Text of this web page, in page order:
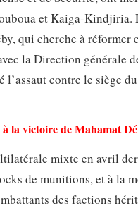
et Kaiga-Kindjiria.
qui cherche à
la Direction générale
l’assaut contre le siège
la victoire de Mahamat
mixte en avril
de munitions, et à la
des factions